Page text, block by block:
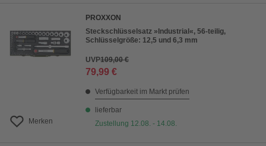
Merken
PROXXON
Steckschlüsselsatz »Industrial«, 56-teilig,
Schlüsselgröße: 12,5 und 6,3 mm
UVP109,00 €
79,99 €
Verfügbarkeit im Markt prüfen
lieferbar
Zustellung 12.08. - 14.08.